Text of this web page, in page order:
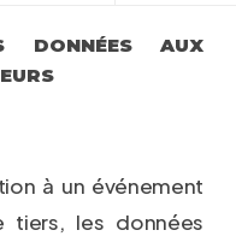
DONNÉES AUX
à un événement
tiers, les données